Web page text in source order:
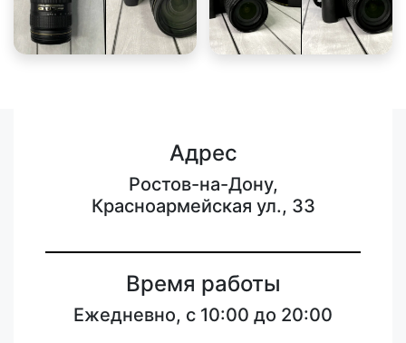
Адрес
Ростов-на-Дону,
Красноармейская ул., 33
Время работы
Ежедневно, с 10:00 до 20:00